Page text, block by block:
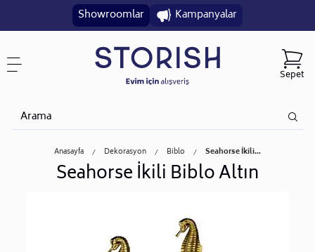
Showroomlar Kampanyalar
Sepet
Anasayfa Dekorasyon Biblo Seahorse İkili...
Seahorse İkili Biblo Altın